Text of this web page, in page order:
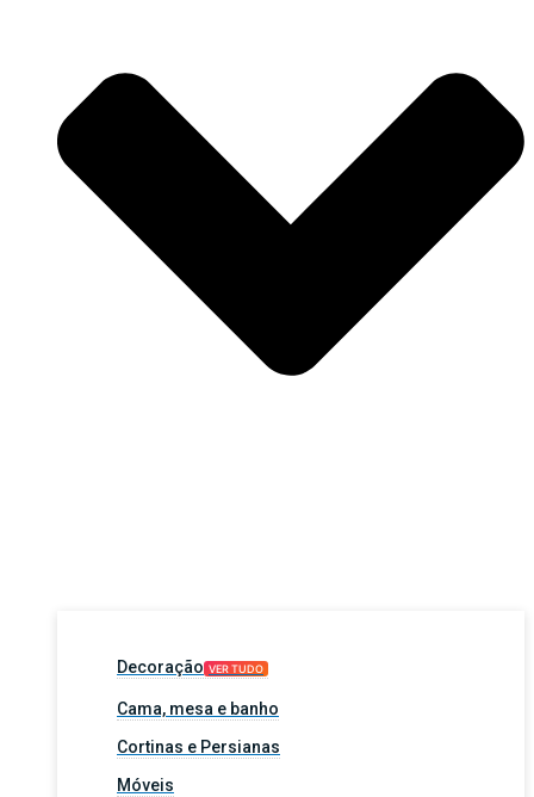
Decoração VER TUDO
Cama, mesa e banho
Cortinas e Persianas
Móveis